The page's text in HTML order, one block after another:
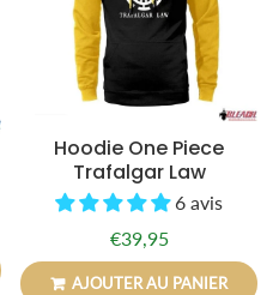
Hoodie One Piece
Trafalgar Law
6 avis
Prix
régulier
€39,95€39,95
AJOUTER AU PANIER